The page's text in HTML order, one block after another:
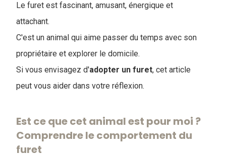
Le furet est fascinant, amusant, énergique et
attachant.
C'est un animal qui aime passer du temps avec son
propriétaire et explorer le domicile.
Si vous envisagez d'adopter un furet, cet article
peut vous aider dans votre réflexion.
Est ce que cet animal est pour moi ?
Comprendre le comportement du
furet